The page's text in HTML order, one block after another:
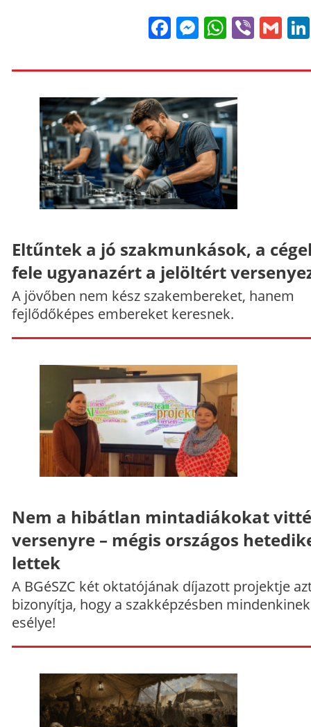
FacebookViber
Eltűntek a jó szakmunkások, a
fele ugyanazért a jelöltért
A jövőben nem kész szakembereket, hanem
fejlődőképes embereket keresnek.
Nem a hibátlan mintadiákokat
versenyre – mégis országos
lettek
A BGéSZC két oktatójának díjazott projektje
bizonyítja, hogy a szakképzésben
esélye!